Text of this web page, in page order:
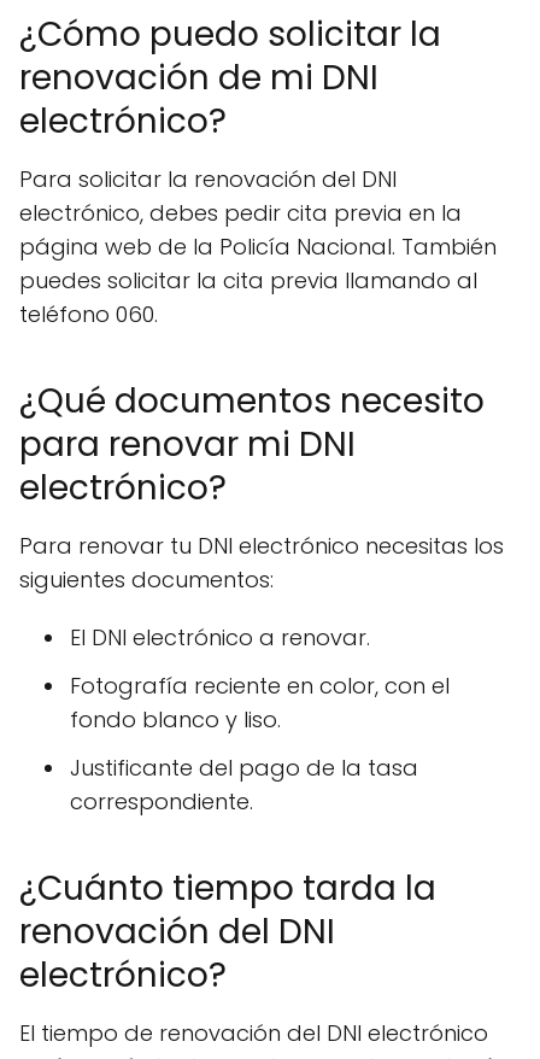
¿Cómo puedo solicitar la
renovación de mi DNI
electrónico?
Para solicitar la renovación del DNI
electrónico, debes pedir cita previa en la
página web de la Policía Nacional. También
puedes solicitar la cita previa llamando al
teléfono 060.
¿Qué documentos necesito
para renovar mi DNI
electrónico?
Para renovar tu DNI electrónico necesitas los
siguientes documentos:
El DNI electrónico a renovar.
Fotografía reciente en color, con el
fondo blanco y liso.
Justificante del pago de la tasa
correspondiente.
¿Cuánto tiempo tarda la
renovación del DNI
electrónico?
El tiempo de renovación del DNI electrónico